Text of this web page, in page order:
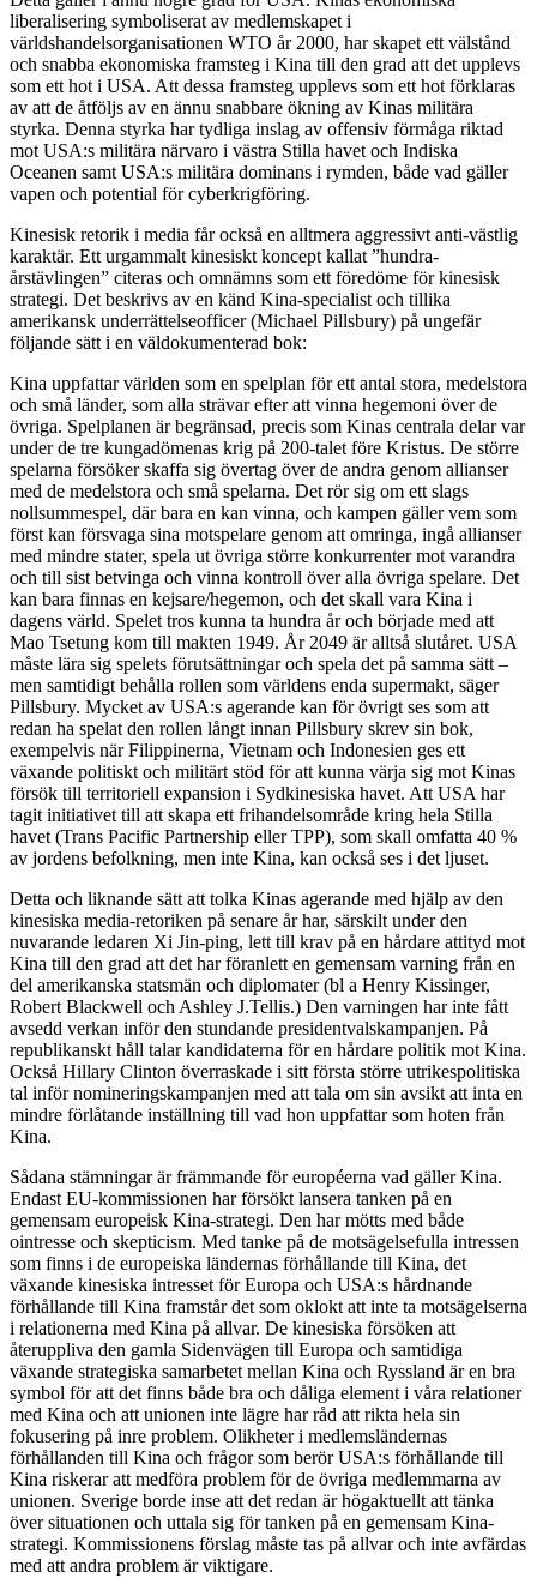
liberalisering symboliserat av medlemskapet i
världshandelsorganisationen WTO år 2000, har skapet ett välstånd
och snabba ekonomiska framsteg i Kina till den grad att det upplevs
som ett hot i USA. Att dessa framsteg upplevs som ett hot förklaras
av att de åtföljs av en ännu snabbare ökning av Kinas militära
styrka. Denna styrka har tydliga inslag av offensiv förmåga riktad
mot USA:s militära närvaro i västra Stilla havet och Indiska
Oceanen samt USA:s militära dominans i rymden, både vad gäller
vapen och potential för cyberkrigföring.
Kinesisk retorik i media får också en alltmera aggressivt anti-västlig
karaktär. Ett urgammalt kinesiskt koncept kallat ”hundra-
årstävlingen” citeras och omnämns som ett föredöme för kinesisk
strategi. Det beskrivs av en känd Kina-specialist och tillika
amerikansk underrättelseofficer (Michael Pillsbury) på ungefär
följande sätt i en väldokumenterad bok:
Kina uppfattar världen som en spelplan för ett antal stora, medelstora
och små länder, som alla strävar efter att vinna hegemoni över de
övriga. Spelplanen är begränsad, precis som Kinas centrala delar var
under de tre kungadömenas krig på 200-talet före Kristus. De större
spelarna försöker skaffa sig övertag över de andra genom allianser
med de medelstora och små spelarna. Det rör sig om ett slags
nollsummespel, där bara en kan vinna, och kampen gäller vem som
först kan försvaga sina motspelare genom att omringa, ingå allianser
med mindre stater, spela ut övriga större konkurrenter mot varandra
och till sist betvinga och vinna kontroll över alla övriga spelare. Det
kan bara finnas en kejsare/hegemon, och det skall vara Kina i
dagens värld. Spelet tros kunna ta hundra år och började med att
Mao Tsetung kom till makten 1949. År 2049 är alltså slutåret. USA
måste lära sig spelets förutsättningar och spela det på samma sätt –
men samtidigt behålla rollen som världens enda supermakt, säger
Pillsbury. Mycket av USA:s agerande kan för övrigt ses som att
redan ha spelat den rollen långt innan Pillsbury skrev sin bok,
exempelvis när Filippinerna, Vietnam och Indonesien ges ett
växande politiskt och militärt stöd för att kunna värja sig mot Kinas
försök till territoriell expansion i Sydkinesiska havet. Att USA har
tagit initiativet till att skapa ett frihandelsområde kring hela Stilla
havet (Trans Pacific Partnership eller TPP), som skall omfatta 40 %
av jordens befolkning, men inte Kina, kan också ses i det ljuset.
Detta och liknande sätt att tolka Kinas agerande med hjälp av den
kinesiska media-retoriken på senare år har, särskilt under den
nuvarande ledaren Xi Jin-ping, lett till krav på en hårdare attityd mot
Kina till den grad att det har föranlett en gemensam varning från en
del amerikanska statsmän och diplomater (bl a Henry Kissinger,
Robert Blackwell och Ashley J.Tellis.) Den varningen har inte fått
avsedd verkan inför den stundande presidentvalskampanjen. På
republikanskt håll talar kandidaterna för en hårdare politik mot Kina.
Också Hillary Clinton överraskade i sitt första större utrikespolitiska
tal inför nomineringskampanjen med att tala om sin avsikt att inta en
mindre förlåtande inställning till vad hon uppfattar som hoten från
Kina.
Sådana stämningar är främmande för européerna vad gäller Kina.
Endast EU-kommissionen har försökt lansera tanken på en
gemensam europeisk Kina-strategi. Den har mötts med både
ointresse och skepticism. Med tanke på de motsägelsefulla intressen
som finns i de europeiska ländernas förhållande till Kina, det
växande kinesiska intresset för Europa och USA:s hårdnande
förhållande till Kina framstår det som oklokt att inte ta motsägelserna
i relationerna med Kina på allvar. De kinesiska försöken att
återuppliva den gamla Sidenvägen till Europa och samtidiga
växande strategiska samarbetet mellan Kina och Ryssland är en bra
symbol för att det finns både bra och dåliga element i våra relationer
med Kina och att unionen inte lägre har råd att rikta hela sin
fokusering på inre problem. Olikheter i medlemsländernas
förhållanden till Kina och frågor som berör USA:s förhållande till
Kina riskerar att medföra problem för de övriga medlemmarna av
unionen. Sverige borde inse att det redan är högaktuellt att tänka
över situationen och uttala sig för tanken på en gemensam Kina-
strategi. Kommissionens förslag måste tas på allvar och inte avfärdas
med att andra problem är viktigare.